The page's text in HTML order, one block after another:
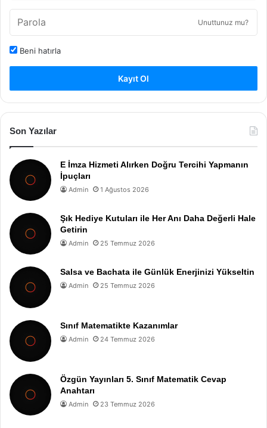
Unuttunuz mu?
Beni hatırla
Kayıt Ol
Son Yazılar
E İmza Hizmeti Alırken Doğru Tercihi Yapmanın
İpuçları
Admin 1 Ağustos 2026
Şık Hediye Kutuları ile Her Anı Daha Değerli Hale
Getirin
Admin 25 Temmuz 2026
Salsa ve Bachata ile Günlük Enerjinizi Yükseltin
Admin 25 Temmuz 2026
Sınıf Matematikte Kazanımlar
Admin 24 Temmuz 2026
Özgün Yayınları 5. Sınıf Matematik Cevap
Anahtarı
Admin 23 Temmuz 2026